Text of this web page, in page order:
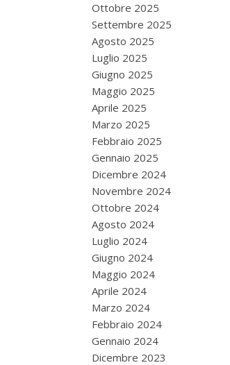
Ottobre 2025
Settembre 2025
Agosto 2025
Luglio 2025
Giugno 2025
Maggio 2025
Aprile 2025
Marzo 2025
Febbraio 2025
Gennaio 2025
Dicembre 2024
Novembre 2024
Ottobre 2024
Agosto 2024
Luglio 2024
Giugno 2024
Maggio 2024
Aprile 2024
Marzo 2024
Febbraio 2024
Gennaio 2024
Dicembre 2023